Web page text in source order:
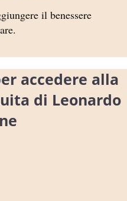
il benessere
accedere alla
di Leonardo